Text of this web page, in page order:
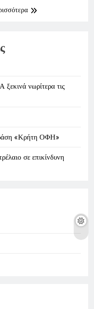
νωρίτερα τις
«Κρήτη ΟΦΗ»
σε επικίνδυνη